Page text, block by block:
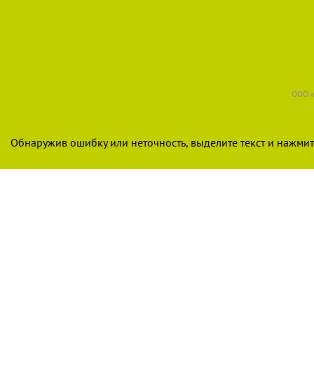
ООО
Обнаружив ошибку или неточность, выделите текст и